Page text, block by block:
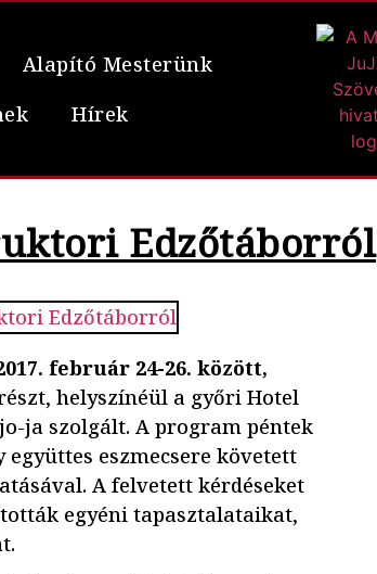
Alapító Mesterünk
Hírek
Edzőtáborról
február 24-26. között,
helyszínéül a győri Hotel
ja szolgált. A program péntek
eszmecsere követett
A felvetett kérdéseket
egyéni tapasztalataikat,